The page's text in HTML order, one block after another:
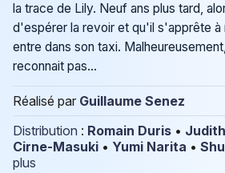
la trace de Lily. Neuf ans plus tard,
d'espérer la revoir et qu'il s'apprête à
entre dans son taxi.
reconnait pas...
Réalisé par Guillaume Senez
Distribution : Romain Duris •
Cirne-Masuki • Yumi Narita •
plus